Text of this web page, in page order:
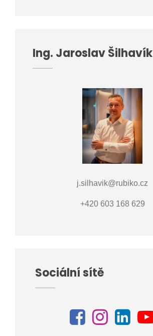
Ing. Jaroslav Šilhavík
j.silhavik@rubiko.cz
+420 603 168 629
Sociální sítě